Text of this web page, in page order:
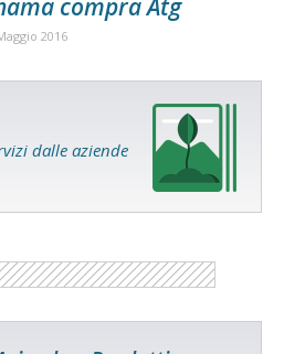
compra Atg
2016
dalle aziende